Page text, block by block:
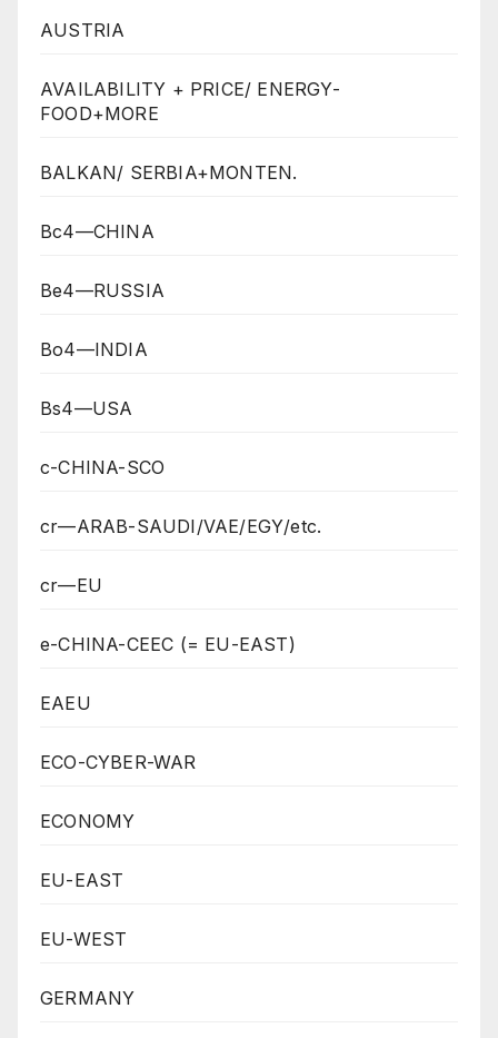
AUSTRIA
AVAILABILITY + PRICE/ ENERGY-
FOOD+MORE
BALKAN/ SERBIA+MONTEN.
Bc4—CHINA
Be4—RUSSIA
Bo4—INDIA
Bs4—USA
c-CHINA-SCO
cr—ARAB-SAUDI/VAE/EGY/etc.
cr—EU
e-CHINA-CEEC (= EU-EAST)
EAEU
ECO-CYBER-WAR
ECONOMY
EU-EAST
EU-WEST
GERMANY